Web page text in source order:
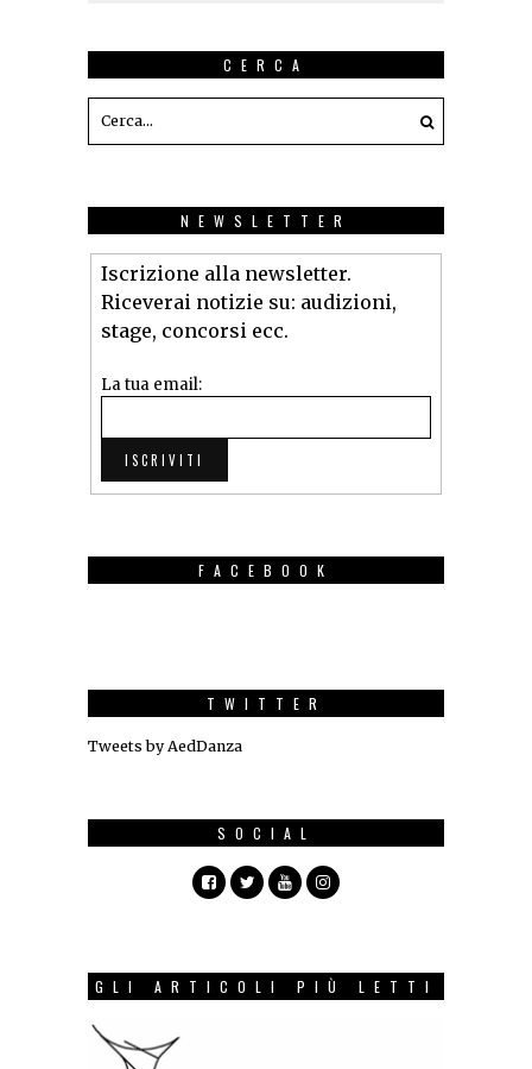
CERCA
NEWSLETTER
Iscrizione alla newsletter.
Riceverai notizie su: audizioni,
stage, concorsi ecc.
La tua email:
FACEBOOK
TWITTER
Tweets by AedDanza
SOCIAL
GLI ARTICOLI PIÙ LETTI